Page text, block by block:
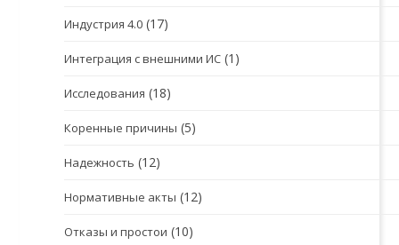
Индустрия 4.0 (17)
Интеграция с внешними ИС (1)
Исследования (18)
Коренные причины (5)
Надежность (12)
Нормативные акты (12)
Отказы и простои (10)